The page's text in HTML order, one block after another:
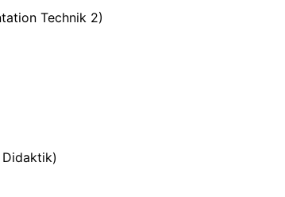
Technik 2)